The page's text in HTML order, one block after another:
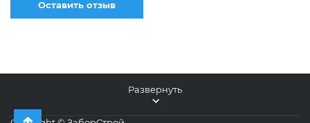
Оставить отзыв
Развернуть